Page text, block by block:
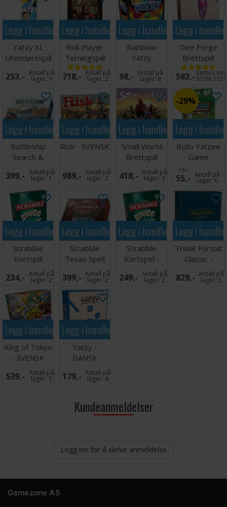
Legg i handlekurven
Yatzy XL
Utendørsspill
253,- Antall på
lager:9
Legg i handlekurven
Roll Player
Terningspill
718,- Antall på
lager:2
Legg i handlekurven
Rainbow
Yatzy
Terningspill
98,- Antall på
lager:8
Legg i
Dice Forge
Brettspill
583,-Ventes inn
30.09.2026
Legg i handlekurven
Battleship
Search &
Destroy
Brettspill
399,- Antall på
lager:1
Legg i handlekurven
Risk - SVENSK
989,- Antall på
lager:2
Legg i handlekurven
Small World
Brettspill
(Engelsk)
418,- Antall på
lager:3
Legg i
29%
Rollo Yatzee
Game
Terningspill
78,-
55,- Antall på
lager:6
Legg i handlekurven
Scrabble
Kortspill
234,- Antall på
lager:2
Legg i handlekurven
Scrabble
Texas Spell
Em Brettspill
399,- Antall på
lager:2
Legg i handlekurven
Scrabble
Kortspel -
SVENSK
249,- Antall på
lager:2
Legg i
Trivial Pursuit
Classic -
SVENSK
829,- Antall på
lager:5
Legg i handlekurven
King of Tokyo
- SVENSK
539,- Antall på
lager:5
Legg i handlekurven
Yatzy -
DANSK
179,- Antall på
lager:4
Kundeanmeldelser
Logg inn for å skrive anmeldelse
Gamezone AS